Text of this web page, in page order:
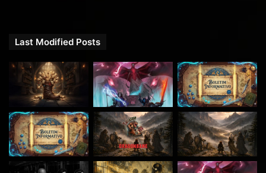
Last Modified Posts